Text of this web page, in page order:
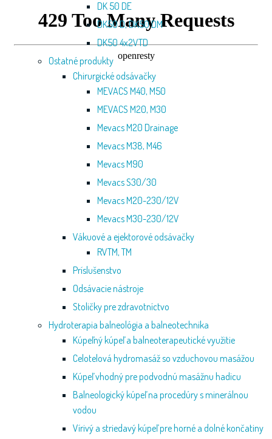
DK 50 DE
DK50 D, DK50 DM
DK50 4x2VTD
Ostatné produkty
Chirurgické odsávačky
MEVACS M40, M50
MEVACS M20, M30
Mevacs M20 Drainage
Mevacs M38, M46
Mevacs M90
Mevacs S30/30
Mevacs M20-230/12V
Mevacs M30-230/12V
Vákuové a ejektorové odsávačky
RVTM, TM
Príslušenstvo
Odsávacie nástroje
Stoličky pre zdravotníctvo
Hydroterapia balneológia a balneotechnika
Kúpeľný kúpeľ a balneoterapeutické využitie
Celotelová hydromasáž so vzduchovou masážou
Kúpeľ vhodný pre podvodnú masážnu hadicu
Balneologický kúpeľ na procedúry s minerálnou
vodou
Vírivý a striedavý kúpeľ pre horné a dolné končatiny